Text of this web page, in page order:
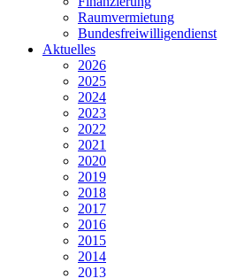
Raumvermietung
Bundesfreiwilligendienst
Aktuelles
2026
2025
2024
2023
2022
2021
2020
2019
2018
2017
2016
2015
2014
2013